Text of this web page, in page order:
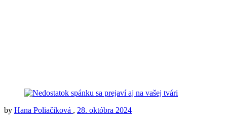
by Hana Poliačiková , 28. októbra 2024